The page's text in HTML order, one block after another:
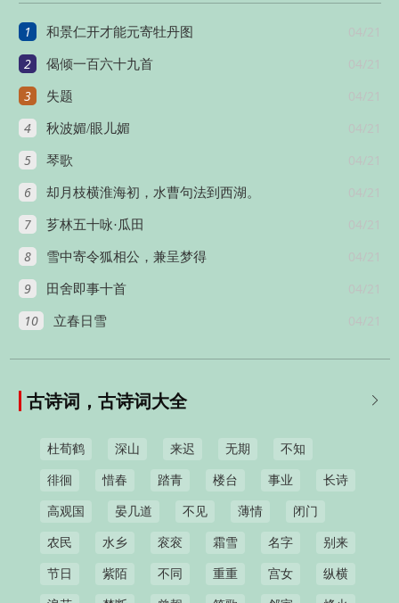
首
四十二首
首
1 04/21
和景仁开才能元寄牡丹图
2 04/21
偈倾一百六十九首
3 04/21
失题
4 04/21
秋波媚/眼儿媚
5 04/21
琴歌
6 04/21
却月枝横淮海初，水曹句法到西湖。
7 04/21
芗林五十咏·瓜田
8 04/21
雪中寄令狐相公，兼呈梦得
9 04/21
田舍即事十首
10 04/21
立春日雪

古诗词，古诗词大全
杜荀鹤 深山 来迟 无期 不知
徘徊 惜春 踏青 楼台 事业 长诗
高观国 晏几道 不见 薄情 闭门
农民 水乡 衮衮 霜雪 名字 别来
节日 紫陌 不同 重重 宫女 纵横